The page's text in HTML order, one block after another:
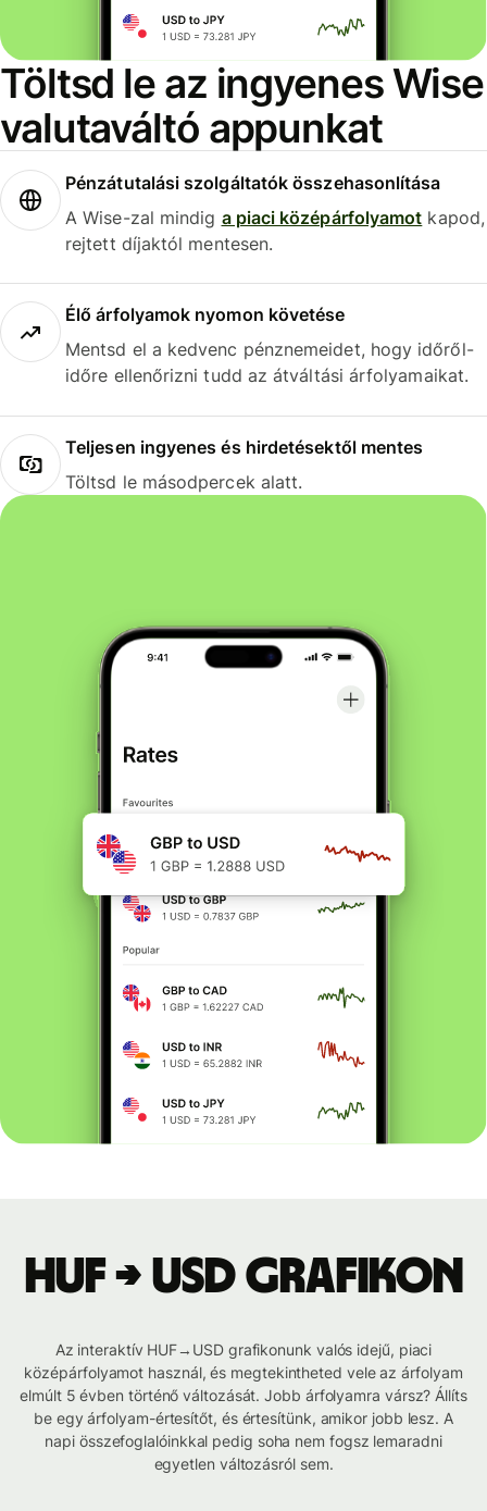
Töltsd le az ingyenes Wise
valutaváltó appunkat
Pénzátutalási szolgáltatók összehasonlítása
A Wise-zal mindig a piaci középárfolyamot kapod,
rejtett díjaktól mentesen.
Élő árfolyamok nyomon követése
Mentsd el a kedvenc pénznemeidet, hogy időről-
időre ellenőrizni tudd az átváltási árfolyamaikat.
Teljesen ingyenes és hirdetésektől mentes
Töltsd le másodpercek alatt.
HUF → USD grafikon
Az interaktív HUF→USD grafikonunk valós idejű, piaci
középárfolyamot használ, és megtekintheted vele az árfolyam
elmúlt 5 évben történő változását. Jobb árfolyamra vársz? Állíts
be egy árfolyam-értesítőt, és értesítünk, amikor jobb lesz. A
napi összefoglalóinkkal pedig soha nem fogsz lemaradni
egyetlen változásról sem.